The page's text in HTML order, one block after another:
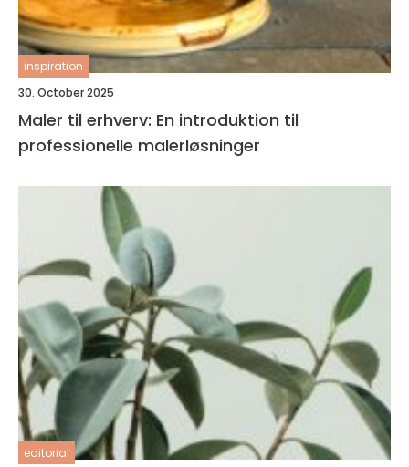
inspiration
30. October 2025
Maler til erhverv: En introduktion til
professionelle malerløsninger
editorial